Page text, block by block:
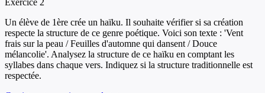
Un élève de 1ère crée un haïku. Il souhaite vérifier si sa création
respecte la structure de ce genre poétique. Voici son texte : 'Vent
frais sur la peau / Feuilles d'automne qui dansent / Douce
mélancolie'. Analysez la structure de ce haïku en comptant les
syllabes dans chaque vers. Indiquez si la structure traditionnelle est
respectée.